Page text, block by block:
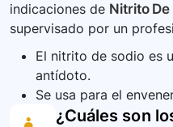
administra el
que debe tomar y
efectos secundarios.
indicaciones de Nitrito De
supervisado por un
El nitrito de sodio es
antídoto.
Se usa para el
¿Cuáles son